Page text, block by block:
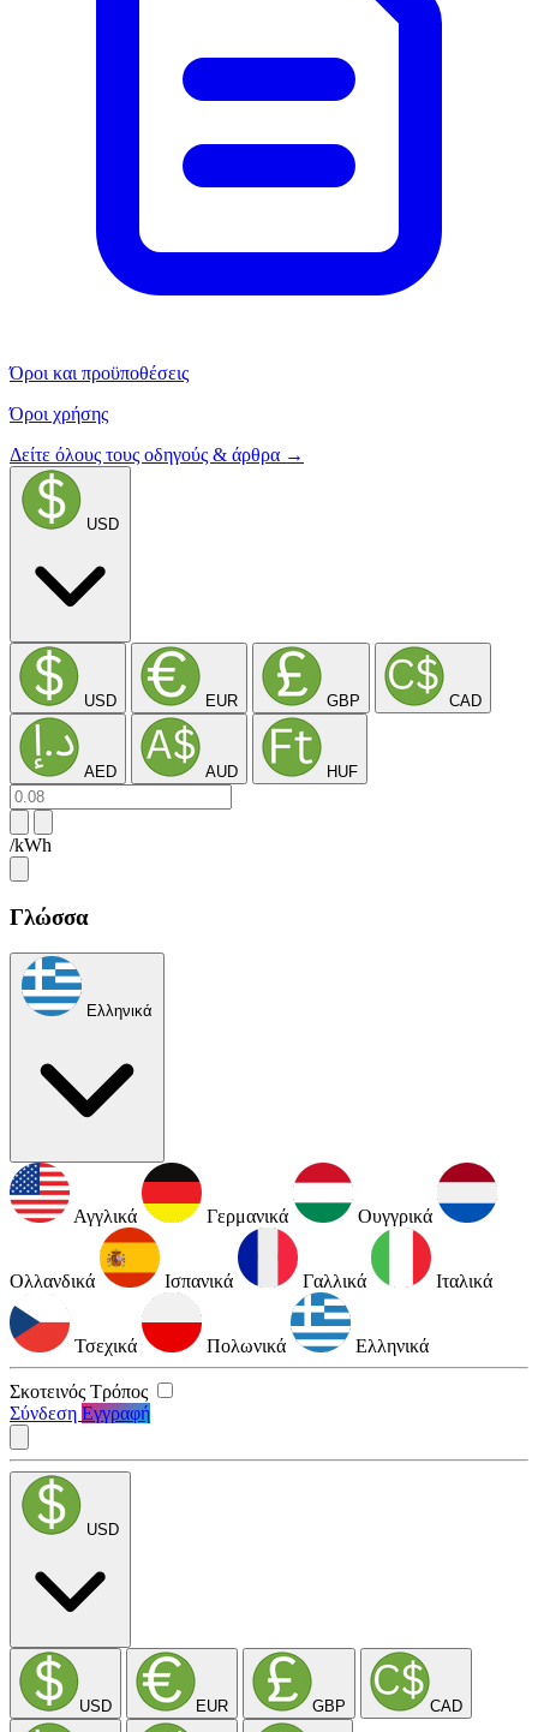
Όροι και προϋποθέσεις
Όροι χρήσης
Δείτε όλους τους οδηγούς & άρθρα →
USD
USD EUR GBP CAD
AED AUD HUF
/kWh
Γλώσσα
Ελληνικά
Αγγλικά Γερμανικά Ουγγρικά
Ολλανδικά Ισπανικά Γαλλικά Ιταλικά
Τσεχικά Πολωνικά Ελληνικά
Σκοτεινός Τρόπος
Σύνδεση Εγγραφή
USD
USD EUR GBP CAD